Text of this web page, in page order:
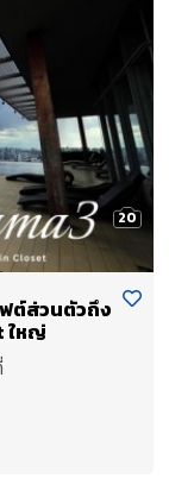
20
ฟต์ส่วนตัวถึง
ใหญ่